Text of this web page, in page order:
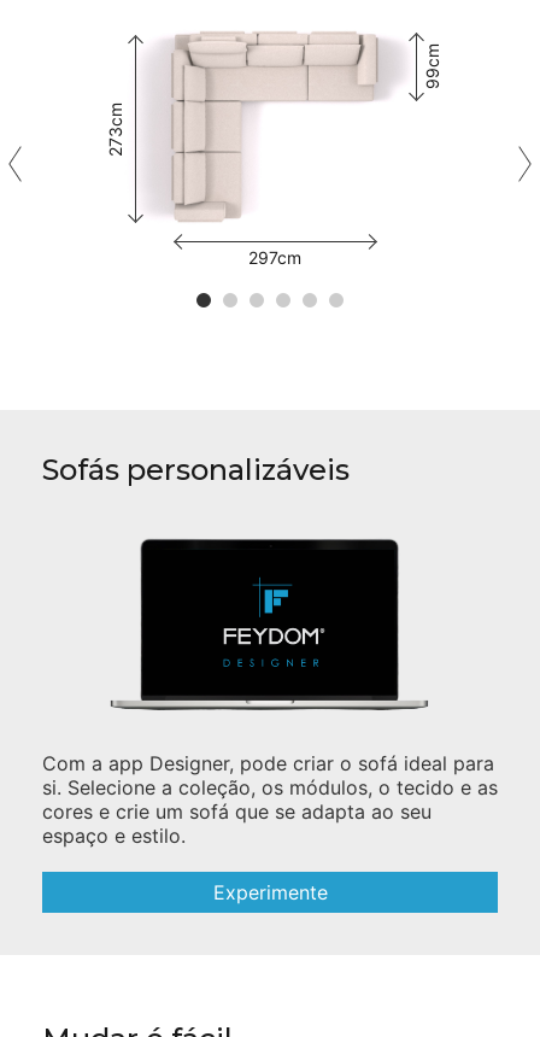
273cm
297cm
99cm
Sofás personalizáveis
Com a app Designer, pode criar o sofá ideal para
si. Selecione a coleção, os módulos, o tecido e as
cores e crie um sofá que se adapta ao seu
espaço e estilo.
Experimente